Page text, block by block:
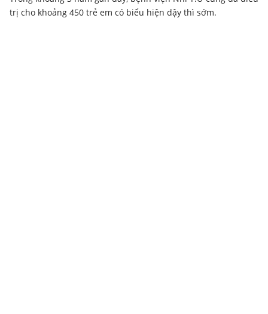
trị cho khoảng 450 trẻ em có biểu hiện dậy thì sớm.